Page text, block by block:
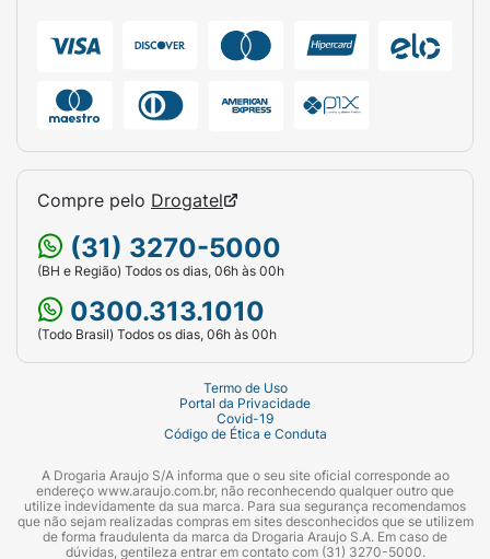
Compre pelo Drogatel
(31) 3270-5000
(BH e Região) Todos os dias, 06h às 00h
0300.313.1010
(Todo Brasil) Todos os dias, 06h às 00h
Termo de Uso
Portal da Privacidade
Covid-19
Código de Ética e Conduta
A Drogaria Araujo S/A informa que o seu site oficial corresponde ao
endereço www.araujo.com.br, não reconhecendo qualquer outro que
utilize indevidamente da sua marca. Para sua segurança recomendamos
que não sejam realizadas compras em sites desconhecidos que se utilizem
de forma fraudulenta da marca da Drogaria Araujo S.A. Em caso de
dúvidas, gentileza entrar em contato com (31) 3270-5000.